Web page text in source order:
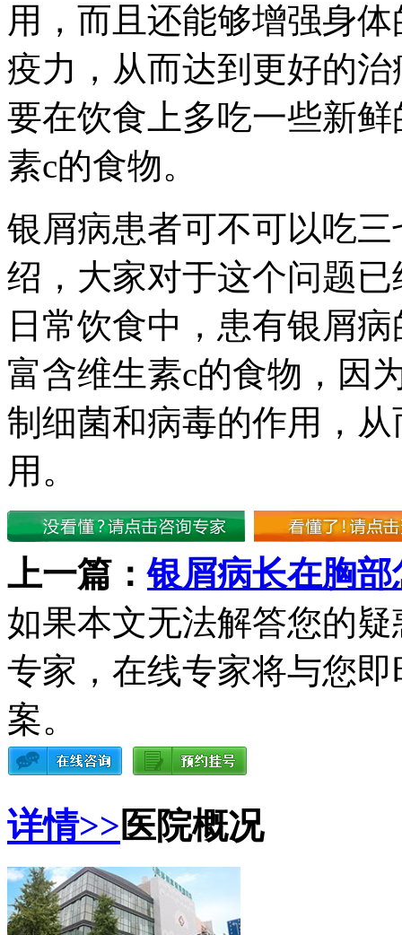
用，而且还能够增强身
疫力，从而达到更好的
要在饮食上多吃一些新
素c的食物。
银屑病患者可不可以吃
绍，大家对于这个问题
日常饮食中，患有银屑
富含维生素c的食物，因
制细菌和病毒的作用，
用。
上一篇：银屑病长在胸部
如果本文无法解答您的
专家，在线专家将与您
案。
详情>> 医院概况